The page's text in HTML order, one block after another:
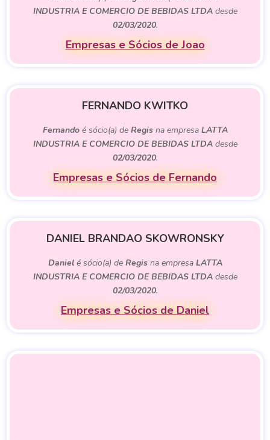
INDUSTRIA E COMERCIO DE BEBIDAS LTDAdesde
02/03/2020.
Empresas e Sócios de Joao
FERNANDO KWITKO
Fernandoé sócio(a) de Regisna empresa LATTA
INDUSTRIA E COMERCIO DE BEBIDAS LTDAdesde
02/03/2020.
Empresas e Sócios de Fernando
DANIEL BRANDAO SKOWRONSKY
Danielé sócio(a) de Regisna empresa LATTA
INDUSTRIA E COMERCIO DE BEBIDAS LTDAdesde
02/03/2020.
Empresas e Sócios de Daniel